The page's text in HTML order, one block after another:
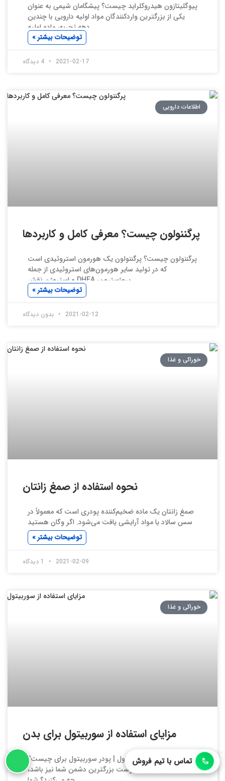
پیوگلیتازون هیدروکلراید چیست؟ پیشگامان شیمی به عنوان
یکی از بزرگترین واردکنندگان مواد اولیه دارویی با چندین
دهه تجربه، ماده اولیه
توضیحات بیشتر »
2021-02-17
اطلاعات دارویی
پرگننولون چیست؟ معرفی کامل و کاربردها
پرگننولون چیست؟ پرگننولون یک هورمون استروئیدی است
که در تولید سایر هورمون‌های استروئیدی از جمله
پروژسترون، DHEA و استروژن نقش
توضیحات بیشتر »
2021-02-12 بدون دیدگاه
خوراکی و غذا
نحوه استفاده از صمغ زانتان
صمغ زانتان یک ماده ضخیم‌کننده پودری است که معمولاً در
سس سالاد یا مواد آرایشی یافت می‌شود. اگر وگان هستید
توضیحات بیشتر »
2021-02-09
خوراکی و غذا
مزایای استفاده از سوربیتول برای بدن
مزایای استفاده از سوربیتول | پودر سوربیتول برای چیست؟
وقتی شیرین‌ترین دوست بزرگترین دشمن شما نیز باشد،
تماس با تیم فروش